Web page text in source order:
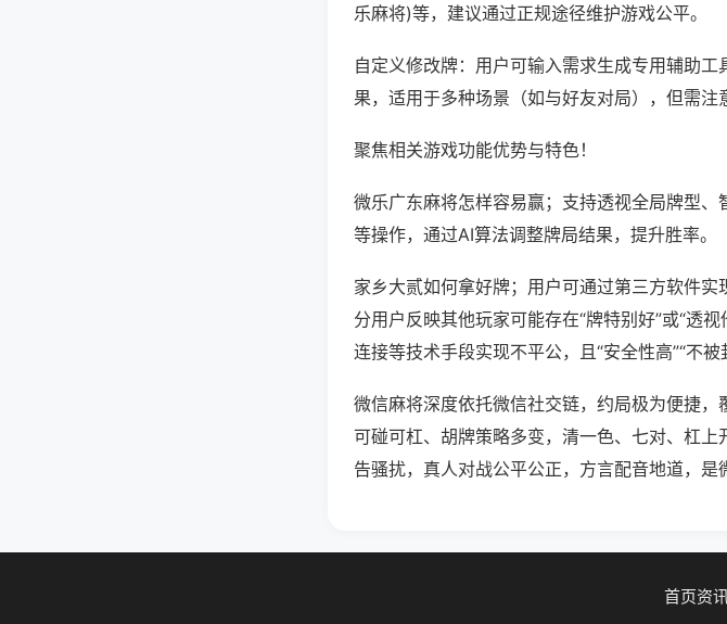
乐麻将)等，建议通过正规途径维护游戏公平。
自定义修改牌：用户可输入需求生成专用辅助
果，适用于多种场景（如与好友对局），但需注
聚焦相关游戏功能优势与特色！
微乐广东麻将怎样容易赢；支持透视全局牌型
等操作，通过AI算法调整牌局结果，提升胜率。
家乡大贰如何拿好牌；用户可通过第三方软件实
分用户反映其他玩家可能存在“牌特别好”或“透
连接等技术手段实现不平公，且“安全性高”“不被
微信麻将深度依托微信社交链，约局极为便捷，
可碰可杠、胡牌策略多变，清一色、七对、杠
告骚扰，真人对战公平公正，方言配音地道，是
首页资